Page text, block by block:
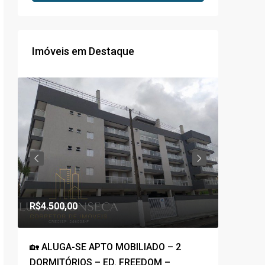
Imóveis em Destaque
R$4.500,00
🏡 ALUGA-SE APTO MOBILIADO – 2
DORMITÓRIOS – ED. FREEDOM –